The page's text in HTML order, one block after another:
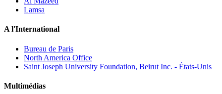
Lamsa
A l'International
Bureau de Paris
North America Office
Saint Joseph University Foundation, Beirut Inc. - États-Unis
Multimédias